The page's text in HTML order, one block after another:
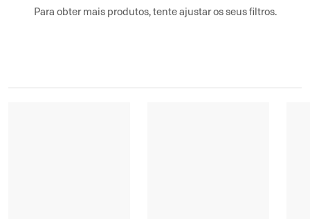
Para obter mais produtos, tente ajustar os seus filtros.